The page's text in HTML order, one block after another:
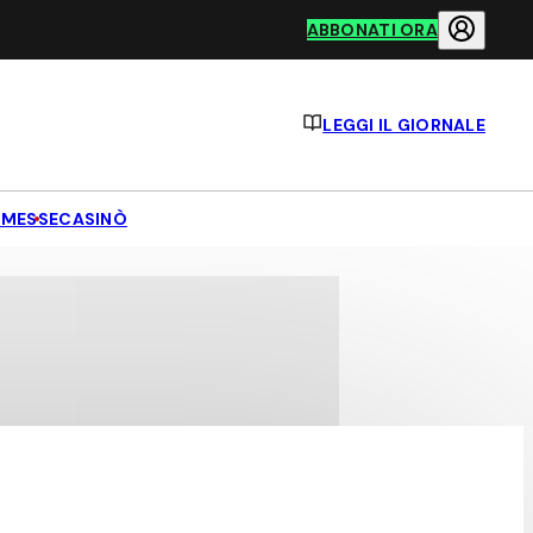
ABBONATI ORA
LEGGI IL GIORNALE
CASINÒ